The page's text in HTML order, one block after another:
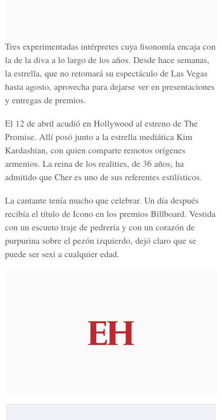
Tres experimentadas intérpretes cuya fisonomía encaja con
la de la diva a lo largo de los años. Desde hace semanas,
la estrella, que no retomará su espectáculo de Las Vegas
hasta agosto, aprovecha para dejarse ver en presentaciones
y entregas de premios.
El 12 de abril acudió en Hollywood al estreno de The
Promise. Allí posó junto a la estrella mediática Kim
Kardashian, con quien comparte remotos orígenes
armenios. La reina de los realities, de 36 años, ha
admitido que Cher es uno de sus referentes estilísticos.
La cantante tenía mucho que celebrar. Un día después
recibía el título de Icono en los premios Billboard. Vestida
con un escueto traje de pedrería y con un corazón de
purpurina sobre el pezón izquierdo, dejó claro que se
puede ser sexi a cualquier edad.